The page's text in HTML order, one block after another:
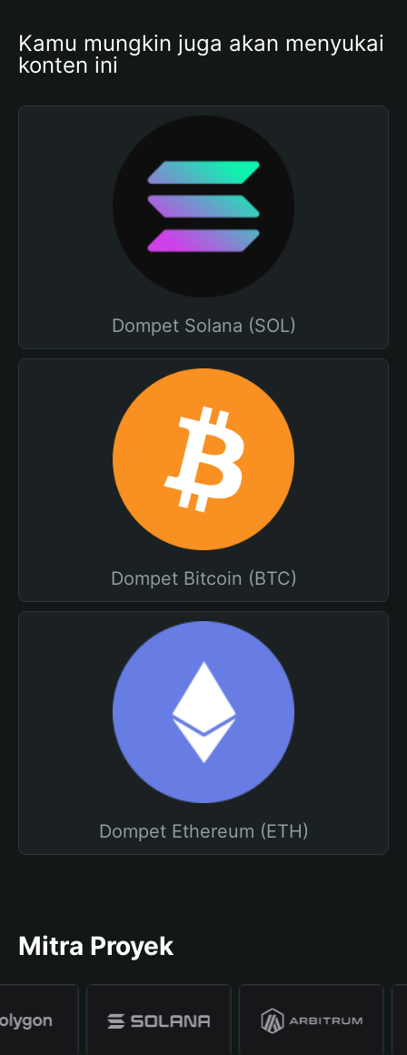
Kamu mungkin juga akan menyukai
konten ini
Dompet Solana (SOL)
Dompet Bitcoin (BTC)
Dompet Ethereum (ETH)
Mitra Proyek